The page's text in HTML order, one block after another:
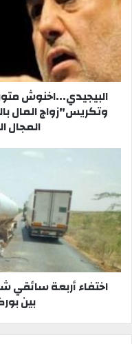
البيجيدي...اخنوش
وتكريس"زواج
المجال
اختفاء أربعة سائقي
بين